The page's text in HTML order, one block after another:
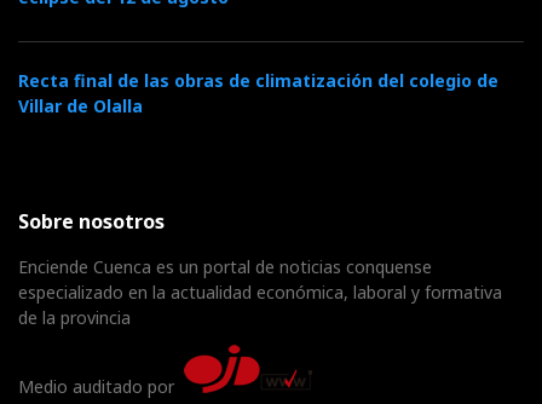
Recta final de las obras de climatización del colegio de
Villar de Olalla
Sobre nosotros
Enciende Cuenca es un portal de noticias conquense
especializado en la actualidad económica, laboral y formativa
de la provincia
Medio auditado por